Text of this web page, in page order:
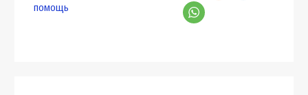
помощь